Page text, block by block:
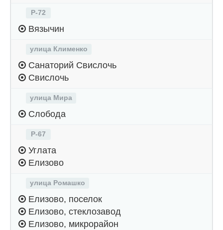
Р-72
Вязычин
улица Клименко
Санаторий Свислочь
Свислочь
улица Мира
Слобода
Р-67
Углата
Елизово
улица Ромашко
Елизово, поселок
Елизово, стеклозавод
Елизово, микрорайон